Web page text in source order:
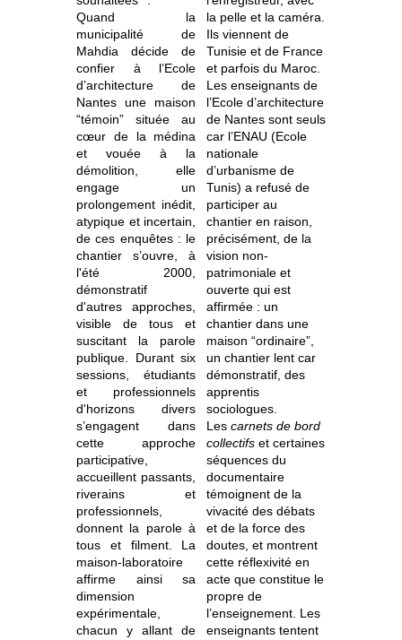
Quand la
municipalité de
Mahdia décide de
confier à l’Ecole
d’architecture de
Nantes une maison
“témoin” située au
cœur de la médina
et vouée à la
démolition, elle
engage un
prolongement inédit,
atypique et incertain,
de ces enquêtes : le
chantier s’ouvre, à
l'été 2000,
démonstratif
d'autres approches,
visible de tous et
suscitant la parole
publique. Durant six
sessions, étudiants
et professionnels
d'horizons divers
s’engagent dans
cette approche
participative,
accueillent passants,
riverains et
professionnels,
donnent la parole à
tous et filment. La
maison-laboratoire
affirme ainsi sa
dimension
expérimentale,
chacun y allant de
la pelle et la caméra.
Ils viennent de
Tunisie et de France
et parfois du Maroc.
Les enseignants de
l’Ecole d’architecture
de Nantes sont seuls
car l’ENAU (Ecole
nationale
d’urbanisme de
Tunis) a refusé de
participer au
chantier en raison,
précisément, de la
vision non-
patrimoniale et
ouverte qui est
affirmée : un
chantier dans une
maison “ordinaire”,
un chantier lent car
démonstratif, des
apprentis
sociologues.
Les carnets de bord
collectifset certaines
séquences du
documentaire
témoignent de la
vivacité des débats
et de la force des
doutes, et montrent
cette réflexivité en
acte que constitue le
propre de
l’enseignement. Les
enseignants tentent